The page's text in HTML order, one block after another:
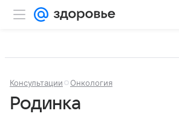
Консультации Онкология
Родинка